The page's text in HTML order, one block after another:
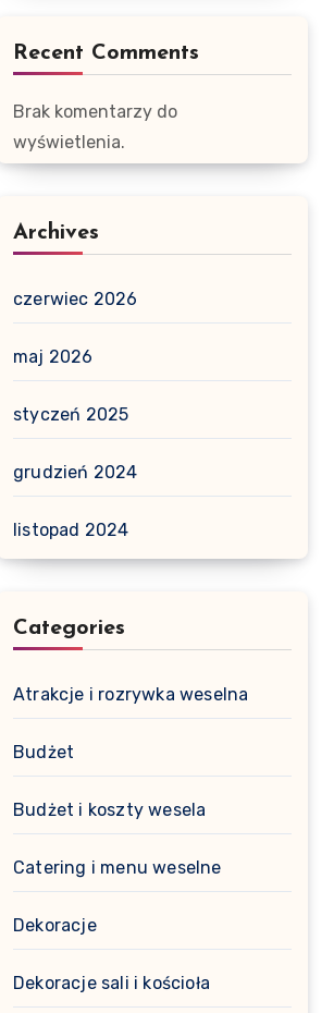
Recent Comments
Brak komentarzy do
wyświetlenia.
Archives
czerwiec 2026
maj 2026
styczeń 2025
grudzień 2024
listopad 2024
Categories
Atrakcje i rozrywka weselna
Budżet
Budżet i koszty wesela
Catering i menu weselne
Dekoracje
Dekoracje sali i kościoła